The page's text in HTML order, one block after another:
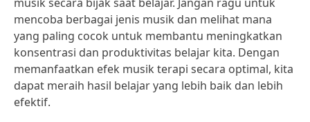
mencoba berbagai jenis musik dan melihat mana
yang paling cocok untuk membantu meningkatkan
konsentrasi dan produktivitas belajar kita. Dengan
memanfaatkan efek musik terapi secara optimal, kita
dapat meraih hasil belajar yang lebih baik dan lebih
efektif.